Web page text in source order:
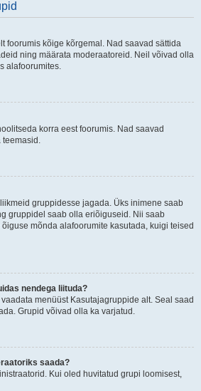
foorumis kõige kõrgemal. Nad saavad sättida
ning määrata moderaatoreid. Neil võivad olla
alafoorumites.
korra eest foorumis. Nad saavad
teemasid.
gruppidesse jagada. Üks inimene saab
gruppidel saab olla eriõiguseid. Nii saab
mõnda alafoorumite kasutada, kuigi teised
nendega liituda?
menüüst Kasutajagruppide alt. Seal saad
Grupid võivad olla ka varjatud.
saada?
Kui oled huvitatud grupi loomisest,